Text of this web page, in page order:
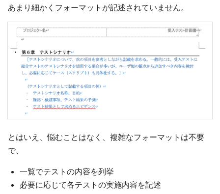
あまり細かくフォーマットが記述されていません。
とはいえ、悩むことはなく、複雑なフォーマットは不要
で、
一覧でテストの内容を列挙
必要に応じて各テストの実施内容を記述